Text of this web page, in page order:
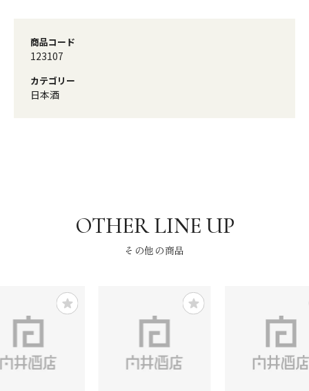
商品コード
123107
カテゴリー
日本酒
その他の商品